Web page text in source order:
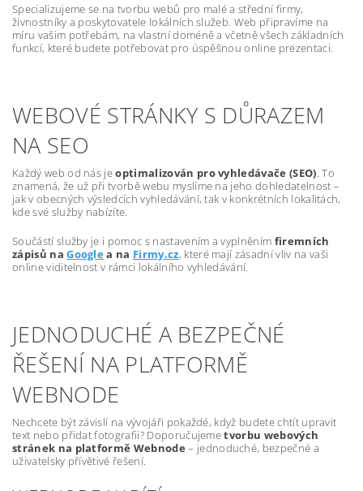
Specializujeme se na tvorbu webů pro malé a střední firmy,
živnostníky a poskytovatele lokálních služeb. Web připravíme na
míru vašim potřebám, na vlastní doméně a včetně všech základních
funkcí, které budete potřebovat pro úspěšnou online prezentaci.
WEBOVÉ STRÁNKY S DŮRAZEM
NA SEO
Každý web od nás jeoptimalizován pro vyhledávače (SEO). To
znamená, že už při tvorbě webu myslíme na jeho dohledatelnost –
jak v obecných výsledcích vyhledávání, tak v konkrétních lokalitách,
kde své služby nabízíte.
Součástí služby je i pomoc s nastavením a vyplněním firemních
zápisů naGooglea na Firmy.cz, které mají zásadní vliv na vaši
online viditelnost v rámci lokálního vyhledávání.
JEDNODUCHÉ A BEZPEČNÉ
ŘEŠENÍ NA PLATFORMĚ
WEBNODE
Nechcete být závislí na vývojáři pokaždé, když budete chtít upravit
text nebo přidat fotografii? Doporučujemetvorbu webových
stránek na platformě Webnode – jednoduché, bezpečné a
uživatelsky přívětivé řešení.